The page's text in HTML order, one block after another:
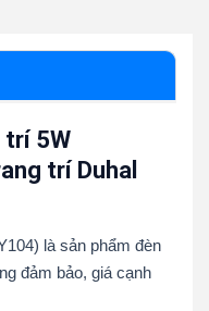
trí 5W
trí Duhal
là sản phẩm đèn
đảm bảo, giá cạnh